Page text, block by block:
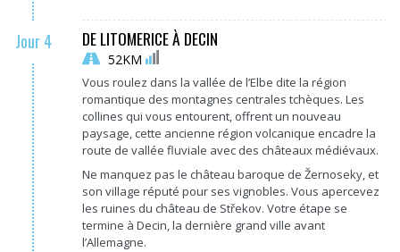
Jour 4 DE LITOMERICE À DECIN
52KM
Vous roulez dans la vallée de l’Elbe dite la région
romantique des montagnes centrales tchèques. Les
collines qui vous entourent, offrent un nouveau
paysage, cette ancienne région volcanique encadre la
route de vallée fluviale avec des châteaux médiévaux.
Ne manquez pas le château baroque de Žernoseky, et
son village réputé pour ses vignobles. Vous apercevez
les ruines du château de Střekov. Votre étape se
termine à Decin, la dernière grand ville avant
l’Allemagne.